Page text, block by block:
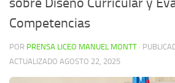
sobre Diseño Curricular y
Competencias
POR PRENSA LICEO MANUEL MONTT ·
ACTUALIZADO AGOSTO 22, 2025